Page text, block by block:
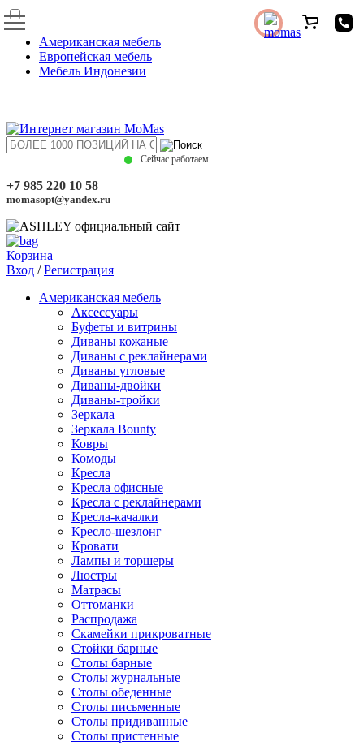
Американская мебель
Европейская мебель
Мебель Индонезии
Сейчас работаем
+7 985 220 10 58
momasopt@yandex.ru
Корзина
Вход /Регистрация
Американская мебель
Аксессуары
Буфеты и витрины
Диваны кожаные
Диваны с реклайнерами
Диваны угловые
Диваны-двойки
Диваны-тройки
Зеркала
Зеркала Bounty
Ковры
Комоды
Кресла
Кресла офисные
Кресла с реклайнерами
Кресла-качалки
Кресло-шезлонг
Кровати
Лампы и торшеры
Люстры
Матрасы
Оттоманки
Распродажа
Скамейки прикроватные
Стойки барные
Столы барные
Столы журнальные
Столы обеденные
Столы письменные
Столы придиванные
Столы пристенные